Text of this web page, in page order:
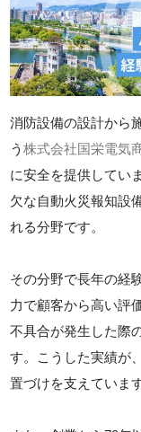
消防設備の設計から
う株式会社国栄電気
に安全を提供してい
欠な自動火災報知設
れる分野です。
その分野で長年の経
力で顧客から高い評
不具合が発生した際
す。こうした実績が
置づけを支えています